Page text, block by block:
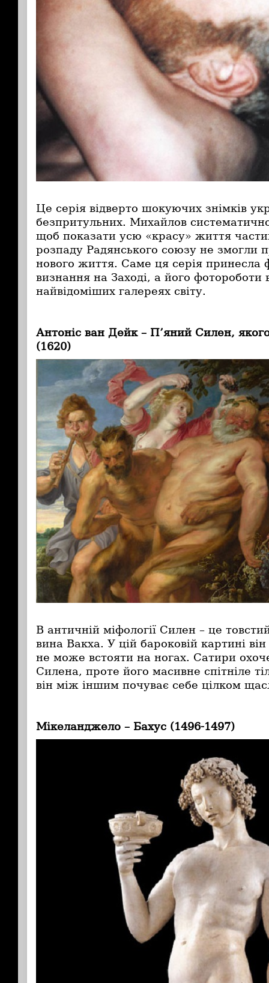
Це серія відверто шокуючих знімків
безпритульних. Михайлов
щоб показати усю «красу» життя
розпаду Радянського союзу не змогли
нового життя. Саме ця серія принесла
визнання на Заході, а його фотороботи
найвідоміших галереях світу.
Антоніс ван Дейк – П’яний Силен,
(1620)
В античній міфології Силен – це
вина Вакха. У цій бароковій картині
не може встояти на ногах. Сатири
Силена, проте його масивне спітніле
він між іншим почуває себе цілком
Мікеланджело – Бахус (1496-1497)